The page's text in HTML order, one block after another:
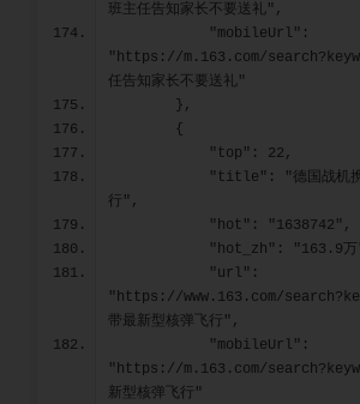
班主任告知家长不要送礼",
"https://m.163.com/
任告知家长不要送礼"
        },
        {
            "top": 22,
行",
            "hot": "1638742",
"hot_zh": "163.9
"https://www.163.com/
带最新型核弹飞行",
"https://m.163.com/
新型核弹飞行"